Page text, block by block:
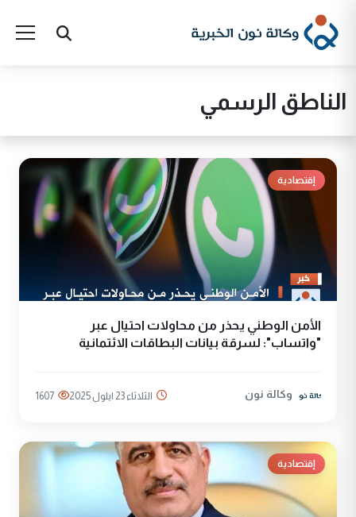
الناطق الرسمي
إقتصادية
الأمن الوطني يحذر من محاولات احتيال عبر
"واتساب": لسرقة بيانات البطاقات الائتمانية
وكالة نون الثلاثاء 23 ايلول 2025 1607
إقتصادية